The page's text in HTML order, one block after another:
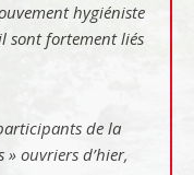
hygiéniste
sont fortement liés
de la
» ouvriers d’hier,